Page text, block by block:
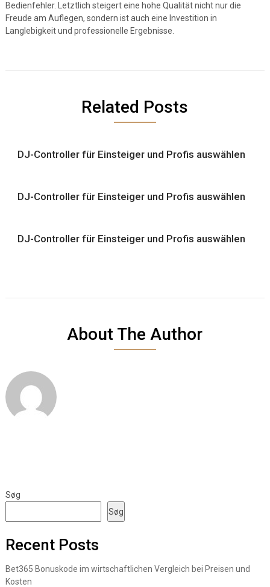
Bedienfehler. Letztlich steigert eine hohe Qualität nicht nur die
Freude am Auflegen, sondern ist auch eine Investition in
Langlebigkeit und professionelle Ergebnisse.
Related Posts
DJ-Controller für Einsteiger und Profis auswählen
DJ-Controller für Einsteiger und Profis auswählen
DJ-Controller für Einsteiger und Profis auswählen
About The Author
Søg
Søg
Recent Posts
Bet365 Bonuskode im wirtschaftlichen Vergleich bei Preisen und
Kosten